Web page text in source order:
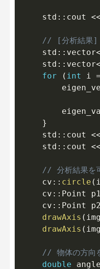
    std
:: cout <<
// [分析結果]
    std
:: vector<
    std
:: vector<
for
( int i =
}
    std
:: cout <<
    std
:: cout <<
// 分析結果を
    cv
:: circle (
    cv
:: Point
    cv
:: Point
drawAxis ( img
drawAxis ( img
// 物体の方向
double